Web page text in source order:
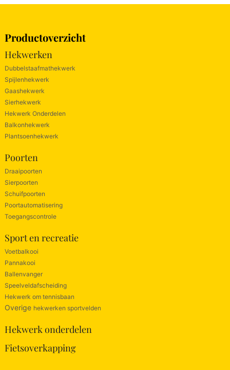
Productoverzicht
Hekwerken
Dubbelstaafmathekwerk
Spijlenhekwerk
Gaashekwerk
Sierhekwerk
Hekwerk Onderdelen
Balkonhekwerk
Plantsoenhekwerk
Poorten
Draaipoorten
Sierpoorten
Schuifpoorten
Poortautomatisering
Toegangscontrole
Sport en recreatie
Voetbalkooi
Pannakooi
Ballenvanger
Speelveldafscheiding
Hekwerk om tennisbaan
Overige hekwerken sportvelden
Hekwerk onderdelen
Fietsoverkapping